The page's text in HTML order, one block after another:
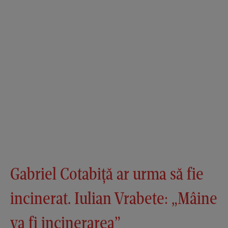
Gabriel Cotabiță ar urma să fie
incinerat. Iulian Vrabete: „Mâine
va fi incinerarea”